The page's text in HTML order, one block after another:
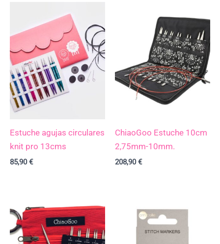
Estuche agujas circulares
knit pro 13cms
85,90€
ChiaoGoo Estuche 10cm
2,75mm-10mm.
208,90€